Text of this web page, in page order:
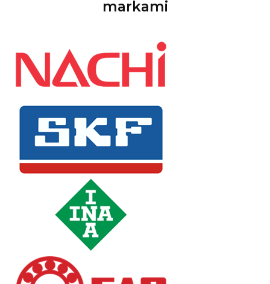
markami